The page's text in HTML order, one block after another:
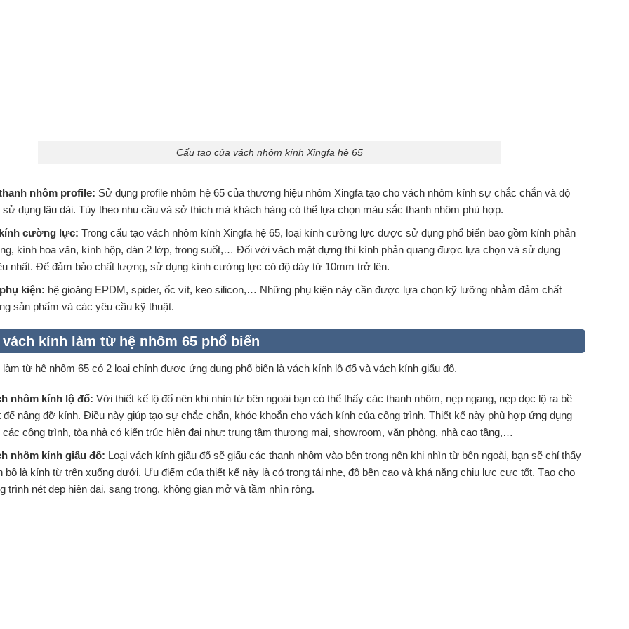
Cấu tạo của vách nhôm kính Xingfa hệ 65
nhôm profile: Sử dụng profile nhôm hệ 65 của thương hiệu nhôm Xingfa tạo cho vách nhôm kính sự chắc chắn và độ
sử dụng lâu dài. Tùy theo nhu cầu và sở thích mà khách hàng có thể lựa chọn màu sắc thanh nhôm phù hợp.
cường lực: Trong cấu tạo vách nhôm kính Xingfa hệ 65, loại kính cường lực được sử dụng phổ biến bao gồm kính phản
kính hoa văn, kính hộp, dán 2 lớp, trong suốt,… Đối với vách mặt dựng thì kính phản quang được lựa chọn và sử dụng
nhất. Để đảm bảo chất lượng, sử dụng kính cường lực có độ dày từ 10mm trở lên.
kiện: hệ gioăng EPDM, spider, ốc vít, keo silicon,… Những phụ kiện này cần được lựa chọn kỹ lưỡng nhằm đảm chất
sản phẩm và các yêu cầu kỹ thuật.
kính làm từ hệ nhôm 65 phổ biến
từ hệ nhôm 65 có 2 loại chính được ứng dụng phổ biến là vách kính lộ đố và vách kính giấu đố.
nhôm kính lộ đố: Với thiết kế lộ đố nên khi nhìn từ bên ngoài bạn có thể thấy các thanh nhôm, nẹp ngang, nẹp dọc lộ ra bề
để nâng đỡ kính. Điều này giúp tạo sự chắc chắn, khỏe khoắn cho vách kính của công trình. Thiết kế này phù hợp ứng dụng
các công trình, tòa nhà có kiến trúc hiện đại như: trung tâm thương mại, showroom, văn phòng, nhà cao tầng,…
nhôm kính giấu đố: Loại vách kính giấu đố sẽ giấu các thanh nhôm vào bên trong nên khi nhìn từ bên ngoài, bạn sẽ chỉ thấy
bộ là kính từ trên xuống dưới. Ưu điểm của thiết kế này là có trọng tải nhẹ, độ bền cao và khả năng chịu lực cực tốt. Tạo cho
trình nét đẹp hiện đại, sang trọng, không gian mở và tầm nhìn rộng.